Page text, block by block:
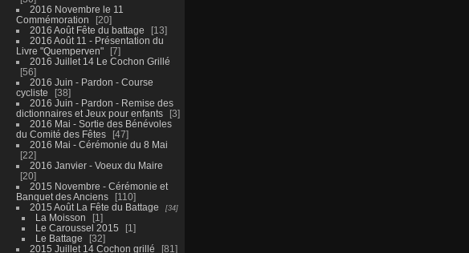
2016 Novembre le 11
Commémoration
20
2016 Août Fête du battage
13
2016 Août 11 - Présentation du
Livre "Quemperven"
7
2016 Juillet 14 Le Cochon Grillé
56
2016 Juin - Pardon - Course
cycliste
38
2016 Juin - Pardon - Remise des
dictionnaires et Jeux pour enfants
3
2016 Mai - Sortie des Bénévoles
du Comité des Fêtes
47
2016 Mai - Cérémonie du 8 Mai
22
2016 Janvier - Voeux du Maire
20
2015 Novembre - Cérémonie et
Banquet des Anciens
110
2015 Août La Fête du Battage
34
La Moisson
1
Le Caroussel 2015
1
Le Battage
32
2015 Juillet 14 Cochon grillé
81